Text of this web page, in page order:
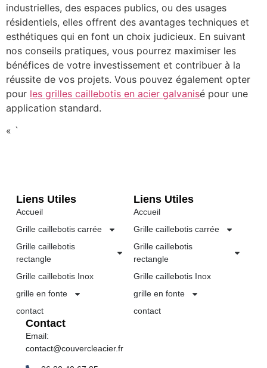
industrielles, des espaces publics, ou des usages
résidentiels, elles offrent des avantages techniques et
esthétiques qui en font un choix judicieux. En suivant
nos conseils pratiques, vous pourrez maximiser les
bénéfices de votre investissement et contribuer à la
réussite de vos projets. Vous pouvez également opter
pour les grilles caillebotis en acier galvanisé pour une
application standard.
« `
Liens Utiles
Accueil
Grille caillebotis carrée
Grille caillebotis
rectangle
Grille caillebotis Inox
grille en fonte
contact
Liens Utiles
Accueil
Grille caillebotis carrée
Grille caillebotis
rectangle
Grille caillebotis Inox
grille en fonte
contact
Contact
Email:
contact@couvercleacier.fr